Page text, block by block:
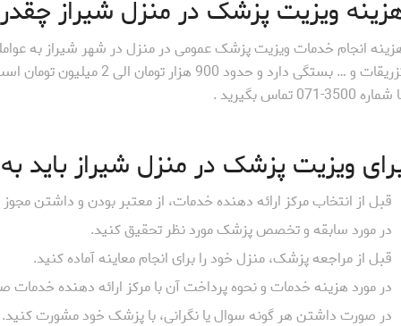
ویزیت پزشک در منزل شیراز
انجام خدمات ویزیت پزشک عمومی در منزل در شهر شیراز به
تزریقات و … بستگی دارد و
3500-071 تماس بگیرید .
ویزیت پزشک در منزل شیراز باید
قبل از انتخاب مرکز ارائه دهنده خدمات، از معتبر بودن و داشتن
در مورد سابقه و تخصص پزشک مورد نظر تحقیق کنید.
قبل از مراجعه پزشک، منزل خود را برای انجام معاینه آماده کنید.
در مورد هزینه خدمات و نحوه پرداخت آن با مرکز ارائه دهنده
در صورت داشتن هر گونه سوال یا نگرانی، با پزشک خود مشورت کنید.